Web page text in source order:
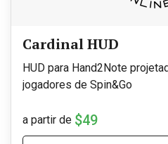
Cardinal HUD
HUD para Hand2Note
jogadores de Spin&Go
a partir de $49